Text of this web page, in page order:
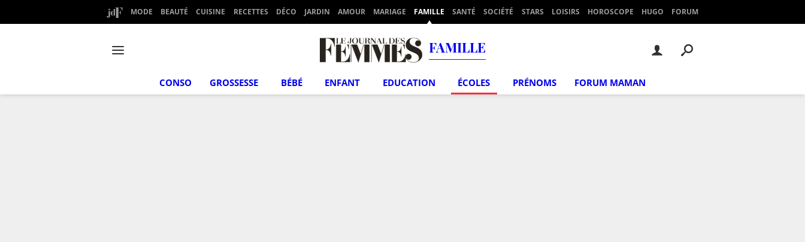
MODE BEAUTÉ CUISINE RECETTES DÉCO JARDIN AMOUR MARIAGE FAMILLE SANTÉ SOCIÉTÉ STARS LOISIRS HOROSCOPE HUGO FORUM
FAMILLE
CONSO GROSSESSE BÉBÉ ENFANT EDUCATION ÉCOLES PRÉNOMS FORUM MAMAN